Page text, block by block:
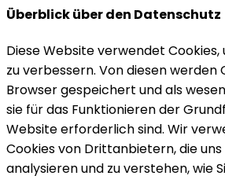
Überblick über den Datenschutz
Diese Website verwendet
zu verbessern. Von diesen werden
Browser gespeichert und als
sie für das Funktionieren der
Website erforderlich sind. Wir
Cookies von Drittanbietern, die
analysieren und zu verstehen, wie